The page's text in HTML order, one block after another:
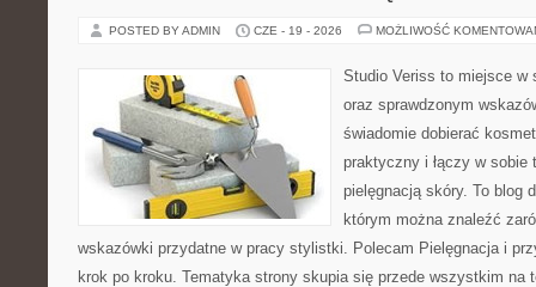
POSTED BY ADMIN CZE - 19 - 2026 MOŻLIWOŚĆ
Studio Veriss to miejsce w
oraz sprawdzonym
świadomie dobierać
praktyczny i łączy w sobie
pielęgnacją skóry. To blog
którym można znaleźć
wskazówki przydatne w pracy stylistki. Polecam Pielęgnacja i
krok po kroku. Tematyka strony skupia się przede wszystkim na